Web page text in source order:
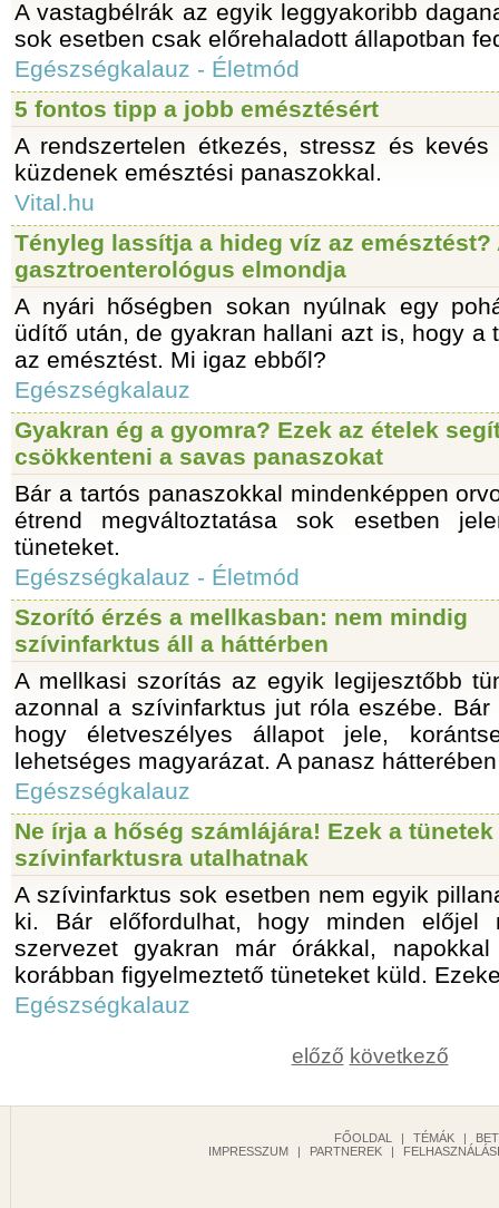
A vastagbélrák az egyik leggyakoribb
sok esetben csak előrehaladott állapotban
Egészségkalauz - Életmód
5 fontos tipp a jobb emésztésért
A rendszertelen étkezés, stressz és
küzdenek emésztési panaszokkal.
Vital.hu
Tényleg lassítja a hideg víz az emésztést?
gasztroenterológus elmondja
A nyári hőségben sokan nyúlnak egy
üdítő után, de gyakran hallani azt is, hogy a
az emésztést. Mi igaz ebből?
Egészségkalauz
Gyakran ég a gyomra? Ezek az ételek
csökkenteni a savas panaszokat
Bár a tartós panaszokkal mindenképpen
étrend megváltoztatása sok esetben
tüneteket.
Egészségkalauz - Életmód
Szorító érzés a mellkasban: nem mindig
szívinfarktus áll a háttérben
A mellkasi szorítás az egyik legijesztőbb
azonnal a szívinfarktus jut róla eszébe. Bár
hogy életveszélyes állapot jele,
lehetséges magyarázat. A panasz
Egészségkalauz
Ne írja a hőség számlájára! Ezek a
szívinfarktusra utalhatnak
A szívinfarktus sok esetben nem egyik
ki. Bár előfordulhat, hogy minden előjel
szervezet gyakran már órákkal,
korábban figyelmeztető tüneteket küld.
Egészségkalauz
előző következő
FŐOLDAL | TÉMÁK |
IMPRESSZUM
| PARTNEREK |